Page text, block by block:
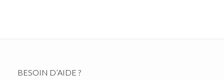
BESOIN D’AIDE ?